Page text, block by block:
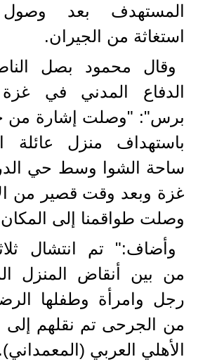
المستهدف بعد وصول
استغاثة من الجيران.
وقال محمود بصل
الدفاع المدني في
برس": "وصلت إشارة من
باستهداف منزل عائلة
ساحة الشوا وسط حي
غزة وبعد وقت قصير من
وصلت طواقمنا إلى
وأضاف:" تم انتشال
من بين أنقاض المنزل
رجل وامرأة وطفلها
من الجرحى تم نقلهم
الأهلي العربي (المعمداني).